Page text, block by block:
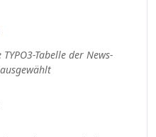
Tabelle der News-